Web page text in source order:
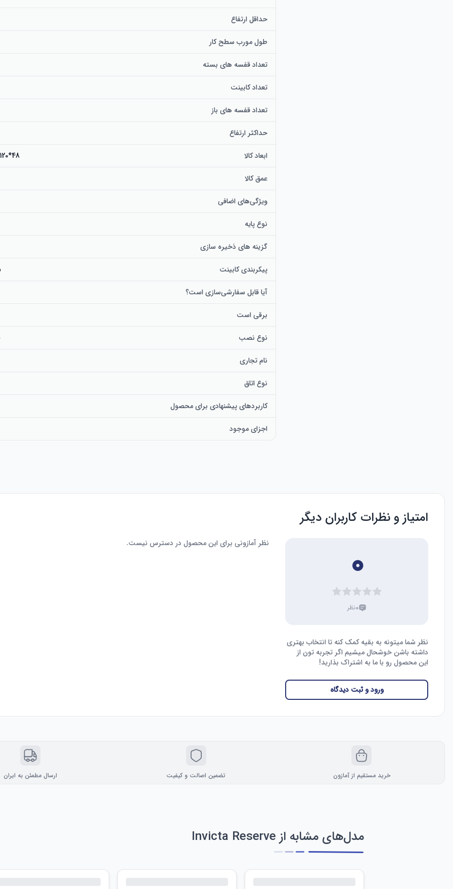
حداقل ارتفاع
طول مورب سطح کار
تعداد قفسه های بسته
تعداد کابینت
تعداد قفسه های باز
حداکثر ارتفاع
ابعاد کالا 48*120*110 سانتی‌متر
عمق کالا
ویژگی‌های اضافی
نوع پایه
گزینه های ذخیره سازی
پیکربندی کابینت
آیا قابل سفارشی‌سازی است؟
برقی است
نوع نصب
نام تجاری
نوع اتاق
کاربردهای پیشنهادی برای محصول
اجزای موجود
امتیاز و نظرات کاربران دیگر
۰
۰نظر
نظر شما میتونه به بقیه کمک کنه تا انتخاب بهتری
داشته باشن خوشحال میشیم اگر تجربه تون از
این محصول رو با ما به اشتراک بذارید!
ورود و ثبت دیدگاه
نظر آمازونی برای این محصول در دسترس نیست.
خرید مستقیم از آمازون تضمین اصالت و کیفیت ارسال مطمئن به ایران
مدل‌های مشابه از Invicta Reserve